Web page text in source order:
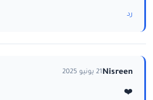
رد
Nisreen21 يونيو 2025
❤️